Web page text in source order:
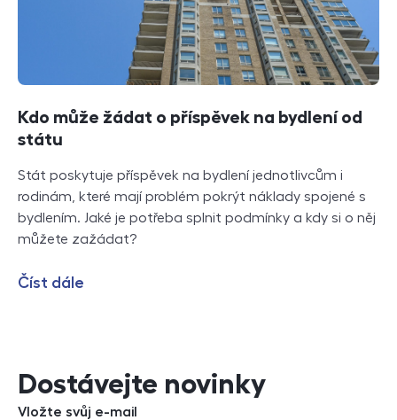
Kdo může žádat o příspěvek na bydlení od
státu
Stát poskytuje příspěvek na bydlení jednotlivcům i
rodinám, které mají problém pokrýt náklady spojené s
bydlením. Jaké je potřeba splnit podmínky a kdy si o něj
můžete zažádat?
Číst dále
Dostávejte novinky
Vložte svůj e-mail